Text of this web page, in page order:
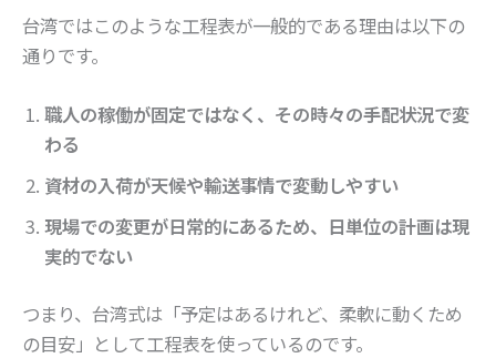
台湾ではこのような工程表が一般的である理由は以下の
通りです。
職人の稼働が固定ではなく、その時々の手配状況で変
わる
資材の入荷が天候や輸送事情で変動しやすい
現場での変更が日常的にあるため、日単位の計画は現
実的でない
つまり、台湾式は「予定はあるけれど、柔軟に動くため
の目安」として工程表を使っているのです。